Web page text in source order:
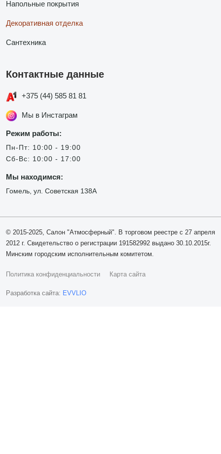
Напольные покрытия
Декоративная отделка
Сантехника
Контактные данные
+375 (44) 585 81 81
Мы в Инстаграм
Режим работы:
Пн-Пт: 10:00 - 19:00
Сб-Вс: 10:00 - 17:00
Мы находимся:
Гомель, ул. Советская 138А
© 2015-2025, Салон "Атмосферный". В торговом реестре с 27 апреля
2012 г. Свидетельство о регистрации 191582992 выдано 30.10.2015г.
Минским городским исполнительным комитетом.
Политика конфиденциальности Карта сайта
Разработка сайта: EVVLIO